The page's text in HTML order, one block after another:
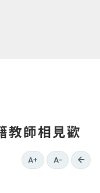
教師相見歡
A+ A- go